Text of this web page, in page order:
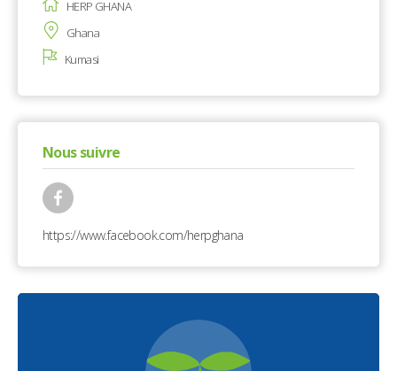
HERP GHANA
Ghana
Kumasi
Nous suivre
https://www.facebook.com/herpghana